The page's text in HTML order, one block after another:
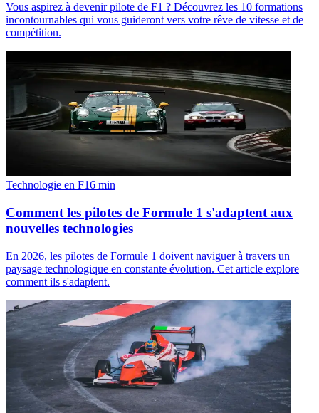
Vous aspirez à devenir pilote de F1 ? Découvrez les 10 formations
incontournables qui vous guideront vers votre rêve de vitesse et de
compétition.
Technologie en F16 min
Comment les pilotes de Formule 1 s'adaptent aux
nouvelles technologies
En 2026, les pilotes de Formule 1 doivent naviguer à travers un
paysage technologique en constante évolution. Cet article explore
comment ils s'adaptent.